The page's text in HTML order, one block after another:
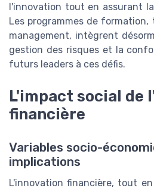
l'innovation tout en assurant
Les programmes de formation,
management, intègrent
gestion des risques et la
futurs leaders à ces défis.
L'impact social de
financière
Variables socio-
implications
L'innovation financière, tout